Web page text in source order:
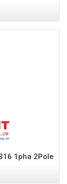
1pha 2Pole